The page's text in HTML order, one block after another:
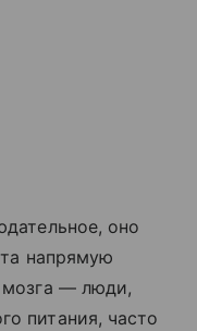
оно
напрямую
мозга — люди,
питания, часто